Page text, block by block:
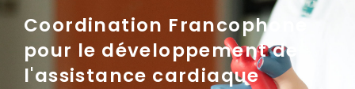
Coordination Francophone
pour le développement de
l'assistance cardiaque